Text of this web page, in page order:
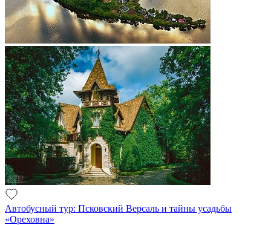
Автобусный тур: Псковский Версаль и тайны усадьбы
«Ореховна»